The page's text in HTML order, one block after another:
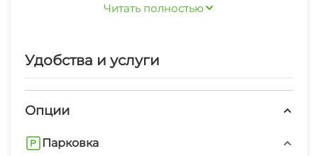
Время можно изменить по договоренности.2-
после 14:00, отъезд до 12:00
Читать полностью
Удобства и услуги
Опции
Парковка